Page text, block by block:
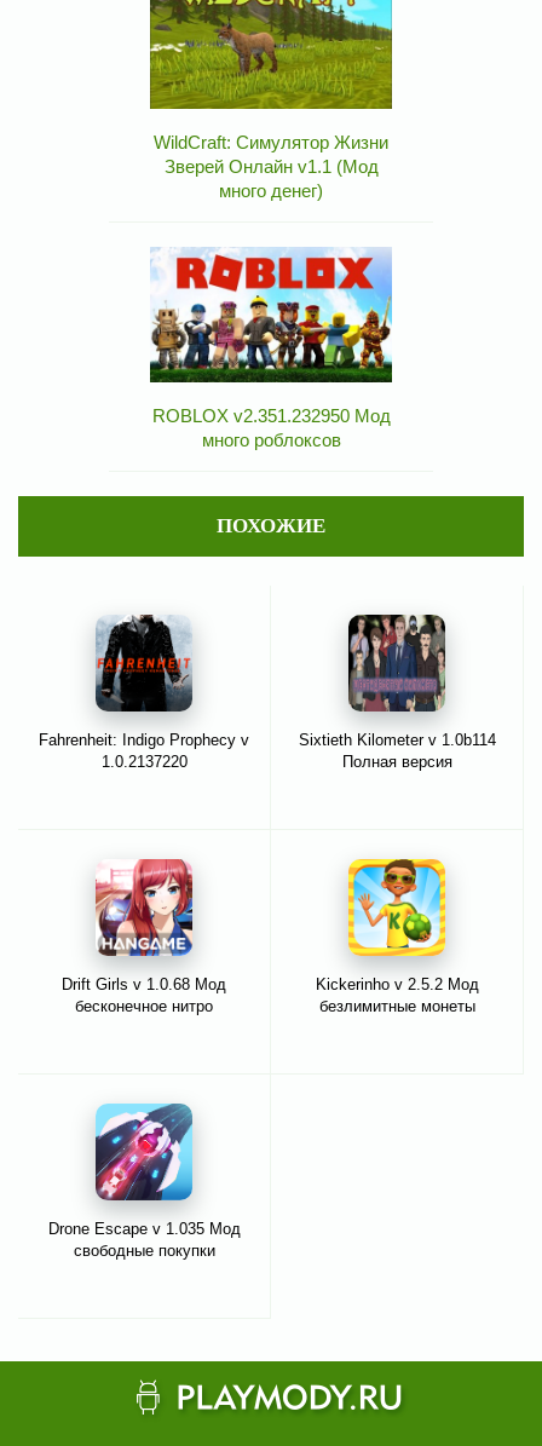
WildCraft: Симулятор Жизни
Зверей Онлайн v1.1 (Мод
много денег)
ROBLOX v2.351.232950 Мод
много роблоксов
ПОХОЖИЕ
Fahrenheit: Indigo Prophecy v
1.0.2137220
Sixtieth Kilometer v 1.0b114
Полная версия
Drift Girls v 1.0.68 Мод
бесконечное нитро
Kickerinho v 2.5.2 Мод
безлимитные монеты
Drone Escape v 1.035 Мод
свободные покупки